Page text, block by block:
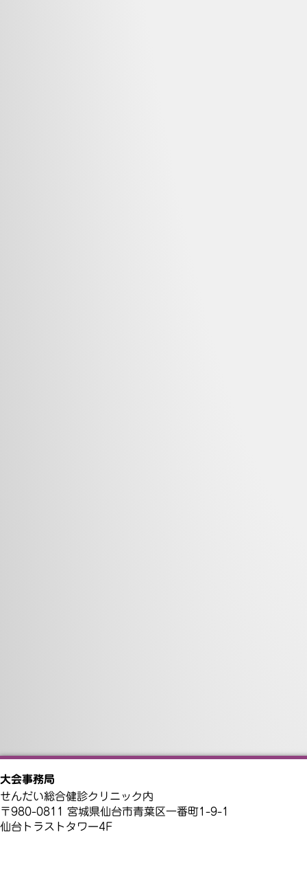
大会事務局
せんだい総合健診クリニック内
〒980-0811 宮城県仙台市青葉区一番町1-9-1
仙台トラストタワー4F